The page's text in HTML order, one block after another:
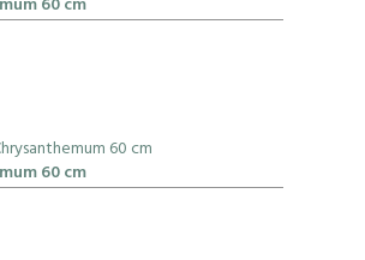
60 cm